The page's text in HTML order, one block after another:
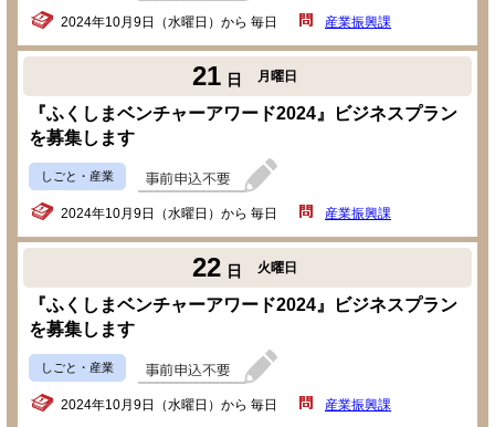
2024年10月9日（水曜日）から 毎日 産業振興課
21 日 月曜日
『ふくしまベンチャーアワード2024』ビジネスプラン
を募集します
しごと・産業
2024年10月9日（水曜日）から 毎日 産業振興課
22 日 火曜日
『ふくしまベンチャーアワード2024』ビジネスプラン
を募集します
しごと・産業
2024年10月9日（水曜日）から 毎日 産業振興課